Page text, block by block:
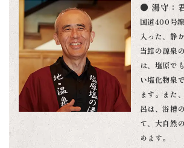
● 湯守：
国道400号
入った、静
当館の源泉
は、塩原で
い塩化物泉
ます。また
呂は、浴槽
て、大自然
めます。